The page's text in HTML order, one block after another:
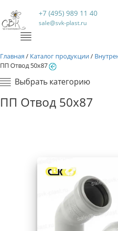
+7 (495) 989 11 40
sale@svk-plast.ru
Главная / Каталог продукции/
ПП Отвод 50х87
Выбрать категорию
ПП Отвод 50х87